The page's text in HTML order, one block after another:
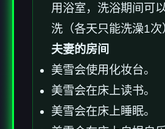
用浴室，洗浴期间可
洗（各天只能洗澡1次
夫妻的房间
美雪会使用化妆台。
美雪会在床上读书。
美雪会在床上睡眠。